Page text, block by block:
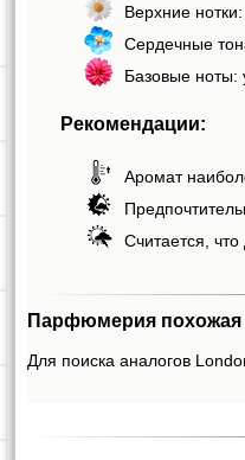
Верхние
Сердечные
Базовые ноты:
Рекомендации:
Аромат
Считается,
Парфюмерия похожая
Для поиска аналогов